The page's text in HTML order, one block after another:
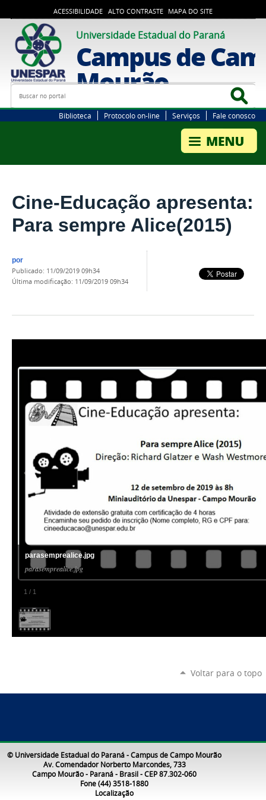
ACESSIBILIDADE ALTO CONTRASTE MAPA DO SITE
Universidade Estadual do Paraná
Campus de
Mourão
Busca
Biblioteca Protocolo on-line Serviços Fale conosco
Cine-Educação apresenta:
Para sempre Alice(2015)
por
publicado: 11/09/2019 09h34
última modificação: 11/09/2019 09h34
1 / 1
parasemprealice.jpg
parasemprealice.jpg
Voltar para o topo
© Universidade Estadual do Paraná - Campus de Campo Mourão
Av. Comendador Norberto Marcondes, 733
Campo Mourão - Paraná - Brasil - CEP 87.302-060
Fone (44) 3518-1880
Localização